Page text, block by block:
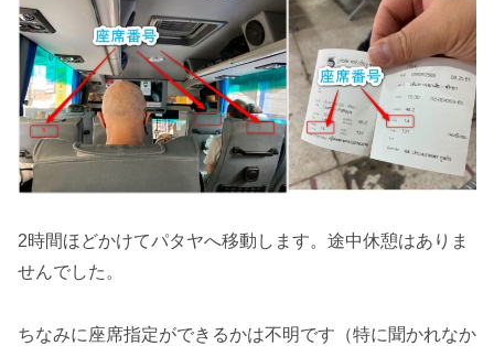
2時間ほどかけてパタヤへ移動します。途中休憩はありま
せんでした。
ちなみに座席指定ができるかは不明です（特に聞かれなか